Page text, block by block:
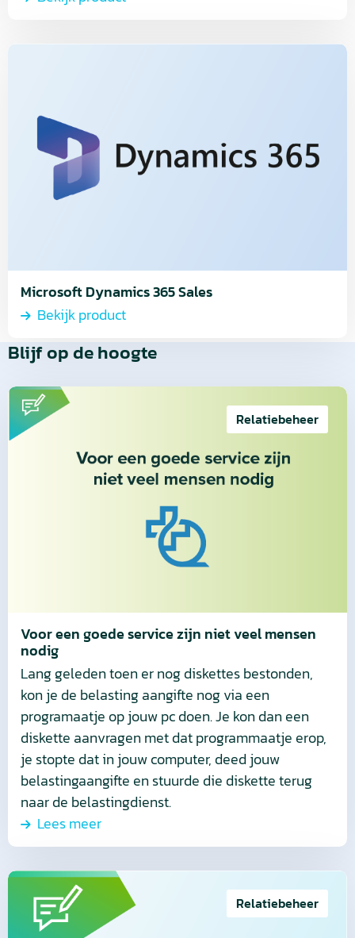
Microsoft Dynamics 365 Sales
Bekijk product
Bekijk
product
Blijf op de hoogte
Voor een goede service zijn niet veel mensen
nodig
Relatiebeheer
Lang geleden toen er nog diskettes bestonden,
kon je de belasting aangifte nog via een
programaatje op jouw pc doen. Je kon dan een
diskette aanvragen met dat programmaatje erop,
je stopte dat in jouw computer, deed jouw
belastingaangifte en stuurde die diskette terug
naar de belastingdienst.
Lees meer
Lees
meer
over
mensen
nodig
Relatiebeheer
Lees
meer
over